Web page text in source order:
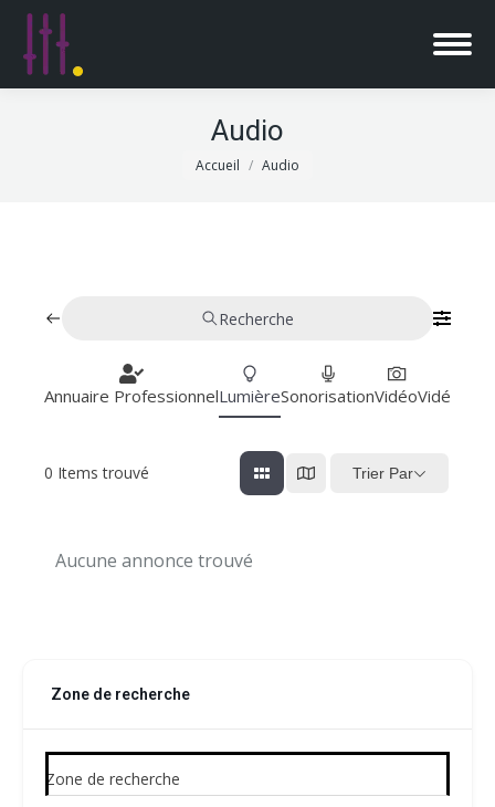
Audio
Vous êtes ici :
Accueil Audio
Recherche
Annuaire ProfessionnelLumièreSonorisationVidéo
0 Items trouvé Trier Par
Aucune annonce trouvé
Zone de recherche
Zone de recherche